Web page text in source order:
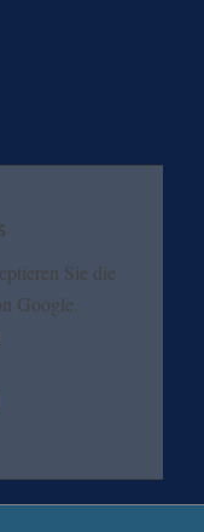
Sie die
Google.